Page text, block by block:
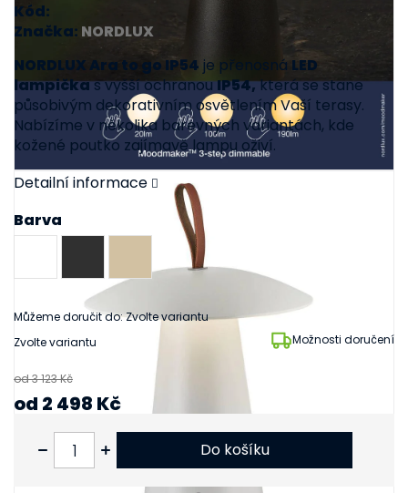
Kód:
Značka: NORDLUX
Zvolte variantu Možnosti doručení
Barva
Můžeme doručit do:Zvolte variantu
NORDLUX Ara to go IP54 je přenosná LED
lampičkas vyšší ochranouIP54,která se stane
působivým dekorativním osvětlením Vaší terasy.
Nabízíme v několika barevných variantách, kde
kožené poutko zajímavě lampu oživí.
Detailní informace
od 3 123 Kč
od 2 498 Kč
Do košíku